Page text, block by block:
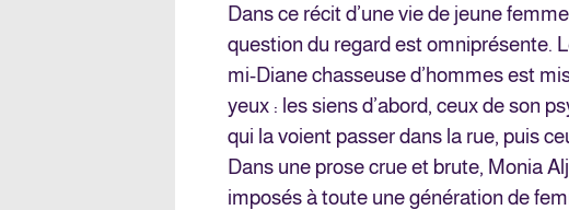
Dans ce récit d’une vie de jeune
question du regard est omniprésente.
mi-Diane chasseuse d’hommes est
yeux : les siens d’abord, ceux de son
qui la voient passer dans la rue, puis
Dans une prose crue et brute, Monia
imposés à toute une génération de